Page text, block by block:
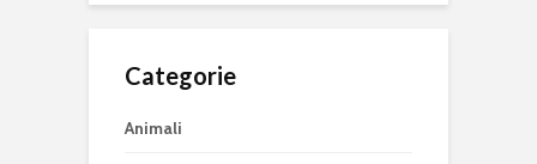
Categorie
Animali